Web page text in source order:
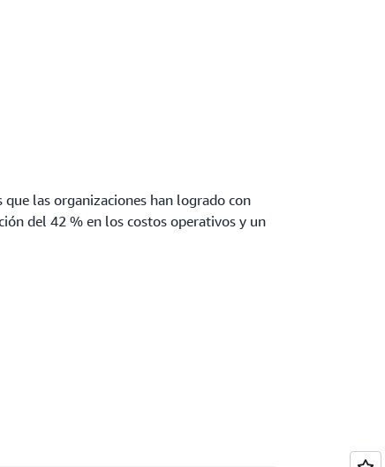
las organizaciones han logrado con
del 42 % en los costos operativos y un